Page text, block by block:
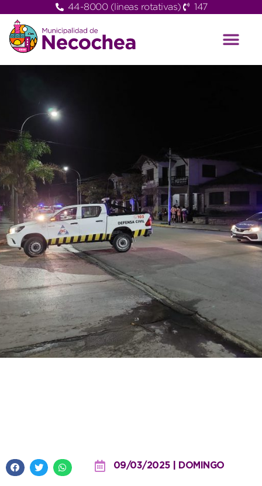
44-8000 (lineas rotativas) 147
09/03/2025 | DOMINGO